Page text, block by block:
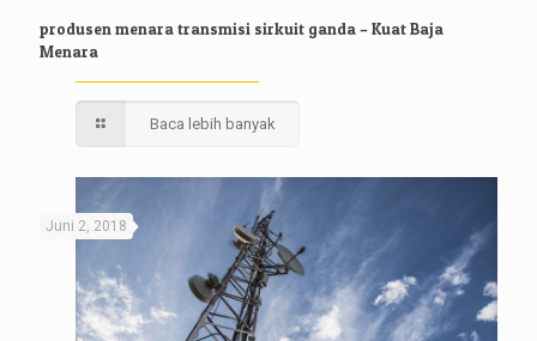
produsen menara transmisi sirkuit ganda – Kuat Baja
Menara
Baca lebih banyak
Juni 2, 2018